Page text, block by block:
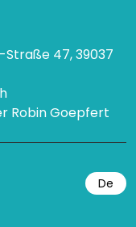
47, 39037
Robin Goepfert
De